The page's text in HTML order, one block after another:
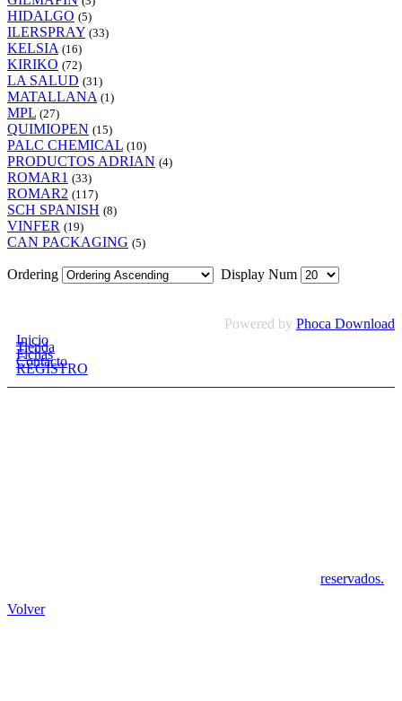
HIDALGO (5)
ILERSPRAY (33)
KELSIA (16)
KIRIKO (72)
LA SALUD (31)
MATALLANA (1)
MPL (27)
QUIMIOPEN (15)
PALC CHEMICAL (10)
PRODUCTOS ADRIAN (4)
ROMAR1 (33)
ROMAR2 (117)
SCH SPANISH (8)
VINFER (19)
CAN PACKAGING (5)
Ordering Display Num
Powered by Phoca Download
Inicio
Tienda
Fichas
Contacto
REGISTRO
reservados.
Volver